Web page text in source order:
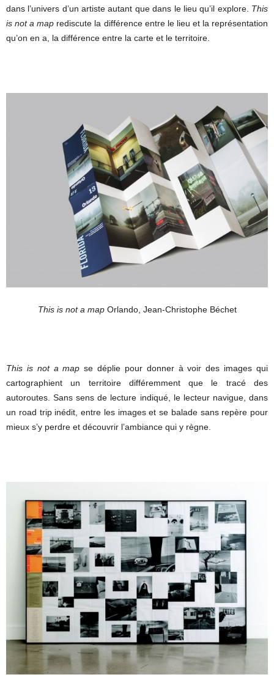
dans l’univers d’un artiste autant que dans le lieu qu’il explore. This
is not a map rediscute la différence entre le lieu et la représentation
qu’on en a, la différence entre la carte et le territoire.
This is not a mapOrlando, Jean-Christophe Béchet
This is not a map se déplie pour donner à voir des images qui
cartographient un territoire différemment que le tracé des
autoroutes. Sans sens de lecture indiqué, le lecteur navigue, dans
un road trip inédit, entre les images et se balade sans repère pour
mieux s’y perdre et découvrir l’ambiance qui y règne.